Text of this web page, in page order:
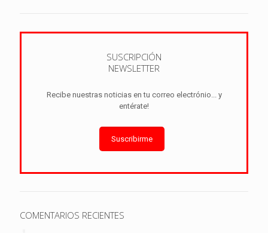
SUSCRIPCIÓN
NEWSLETTER
Recibe nuestras noticias en tu correo electrónio... y
entérate!
Suscribirme
COMENTARIOS RECIENTES